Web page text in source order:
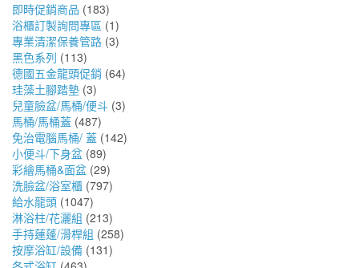
即時促銷商品 (183)
浴櫃訂製詢問專區 (1)
專業清潔保養管路 (3)
黑色系列 (113)
德國五金龍頭促銷 (64)
珪藻土腳踏墊 (3)
兒童臉盆/馬桶/便斗 (3)
馬桶/馬桶蓋 (487)
免治電腦馬桶/ 蓋 (142)
小便斗/下身盆 (89)
彩繪馬桶&面盆 (29)
洗臉盆/浴室櫃 (797)
給水龍頭 (1047)
淋浴柱/花灑組 (213)
手持蓮蓬/滑桿組 (258)
按摩浴缸/設備 (131)